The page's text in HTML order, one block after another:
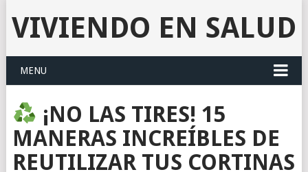
VIVIENDO EN SALUD
MENU
¡NO LAS TIRES! 15
MANERAS INCREÍBLES DE
REUTILIZAR TUS CORTINAS